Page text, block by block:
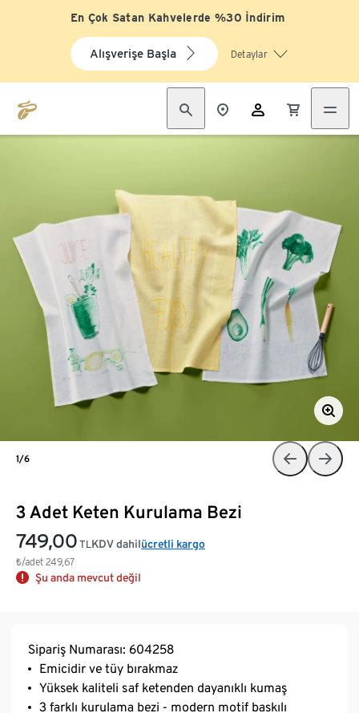
En Çok Satan Kahvelerde %30 İndirim
Alışverişe Başla Detaylar
3 Adet Keten Kurulama Bezi
749,00 TL
₺/adet 249,67
KDV dahilücretli kargo
Şu anda mevcut değil
1/6
Sipariş Numarası: 604258
Emicidir ve tüy bırakmaz
Yüksek kaliteli saf ketenden dayanıklı kumaş
3 farklı kurulama bezi - modern motif baskılı